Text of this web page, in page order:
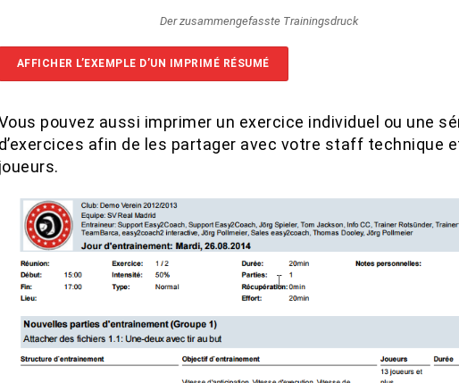
Der zusammengefasste Trainingsdruck
AFFICHER L’EXEMPLE D’UN IMPRIMÉ RÉSUMÉ
pouvez aussi imprimer un exercice individuel ou une
d’exercices afin de les partager avec votre staff technique
joueurs.